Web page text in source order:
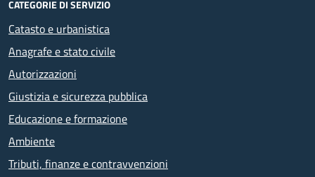
CATEGORIE DI SERVIZIO
Catasto e urbanistica
Anagrafe e stato civile
Autorizzazioni
Giustizia e sicurezza pubblica
Educazione e formazione
Ambiente
Tributi, finanze e contravvenzioni